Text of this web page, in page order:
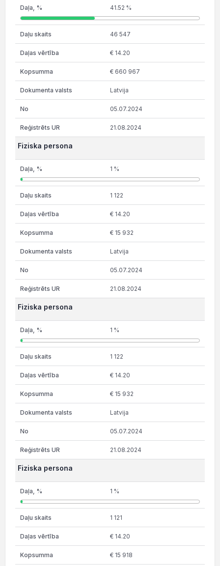
41.52 %
46 547
€ 14.20
€ 660 967
Latvija
05.07.2024
21.08.2024
Fiziska persona
1 %
1 122
€ 14.20
€ 15 932
Latvija
05.07.2024
21.08.2024
Fiziska persona
1 %
1 122
€ 14.20
€ 15 932
Latvija
05.07.2024
21.08.2024
Fiziska persona
1 %
1 121
€ 14.20
€ 15 918